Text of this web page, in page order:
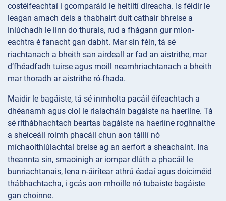
costéifeachtaí i gcomparáid le heitiltí díreacha. Is féidir le
leagan amach deis a thabhairt duit cathair bhreise a
iniúchadh le linn do thurais, rud a fhágann gur mion-
eachtra é fanacht gan dabht. Mar sin féin, tá sé
riachtanach a bheith san airdeall ar fad an aistrithe, mar
d’fhéadfadh tuirse agus moill neamhriachtanach a bheith
mar thoradh ar aistrithe ró-fhada.
Maidir le bagáiste, tá sé inmholta pacáil éifeachtach a
dhéanamh agus cloí le rialacháin bagáiste na haerlíne. Tá
sé ríthábhachtach beartas bagáiste na haerlíne roghnaithe
a sheiceáil roimh phacáil chun aon táillí nó
míchaoithiúlachtaí breise ag an aerfort a sheachaint. Ina
theannta sin, smaoinigh ar iompar dlúth a phacáil le
bunriachtanais, lena n-áirítear athrú éadaí agus doiciméid
thábhachtacha, i gcás aon mhoille nó tubaiste bagáiste
gan choinne.